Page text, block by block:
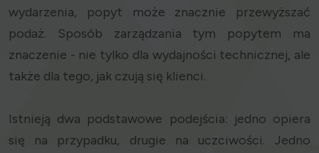
wydarzenia, popyt może znacznie przewyższać
podaż. Sposób zarządzania tym popytem ma
znaczenie - nie tylko dla wydajności technicznej, ale
także dla tego, jak czują się klienci.
Istnieją dwa podstawowe podejścia: jedno opiera
się na przypadku, drugie na uczciwości. Jedno